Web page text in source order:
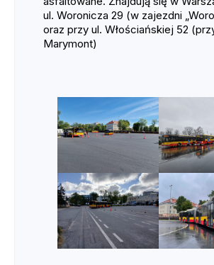
ul. Woronicza 29 (w zajezdni
oraz przy ul. Włościańskiej 52
Marymont)